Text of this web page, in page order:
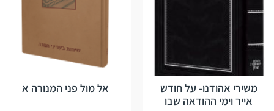
משירי אהודנו- על חודש
אייר וימי ההודאה שבו
אל מול פני המנורה א